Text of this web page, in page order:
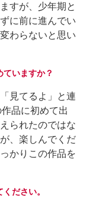
すが、少年期と
に前に進んでい
わらないと思い
ていますか？
見てるよ」と連
品に初めて出
られたのではな
、楽しんでくだ
かりこの作品を
ださい。